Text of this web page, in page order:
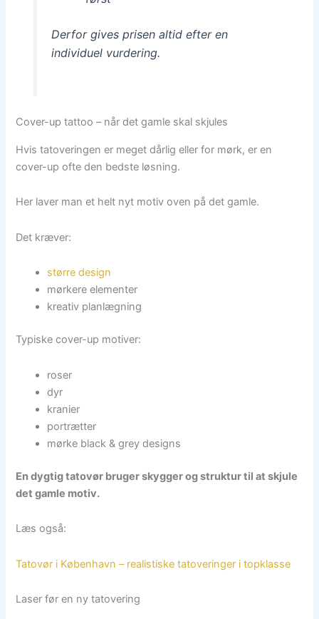
Derfor gives prisen altid efter en
individuel vurdering.
Cover-up tattoo – når det gamle skal skjules
Hvis tatoveringen er meget dårlig eller for mørk, er en
cover-up ofte den bedste løsning.
Her laver man et helt nyt motiv oven på det gamle.
Det kræver:
større design
mørkere elementer
kreativ planlægning
Typiske cover-up motiver:
roser
dyr
kranier
portrætter
mørke black & grey designs
En dygtig tatovør bruger skygger og struktur til at skjule
det gamle motiv.
Læs også:
Tatovør i København – realistiske tatoveringer i topklasse
Laser før en ny tatovering